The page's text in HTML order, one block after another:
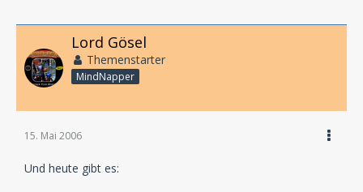
Lord Gösel
Themenstarter
MindNapper
15. Mai 2006
Und heute gibt es: